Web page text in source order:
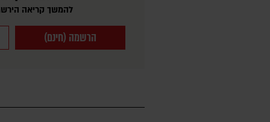
להמשך קריאה
הרשמה (חינם)